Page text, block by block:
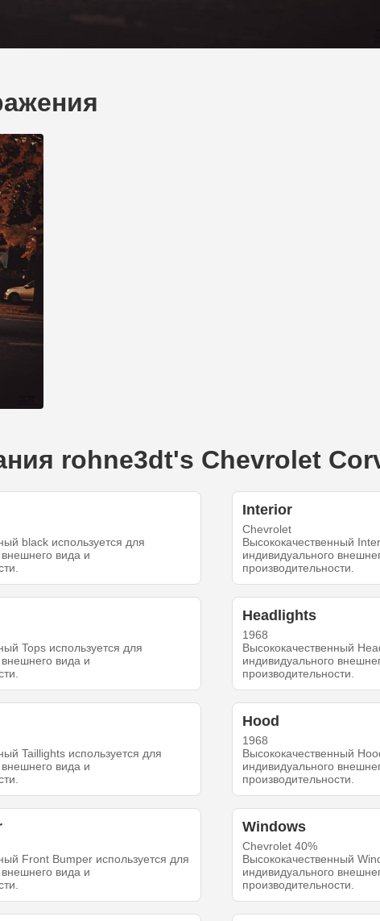
rohne3dt's Chevrolet
black используется для
вида и
Interior
Chevrolet
Высококачественный
индивидуального
производительности.
Tops используется для
вида и
Headlights
1968
Высококачественный
индивидуального
производительности.
Taillights используется для
вида и
Hood
1968
Высококачественный
индивидуального
производительности.
Front Bumper используется для
вида и
Windows
Chevrolet 40%
Высококачественный
индивидуального
производительности.